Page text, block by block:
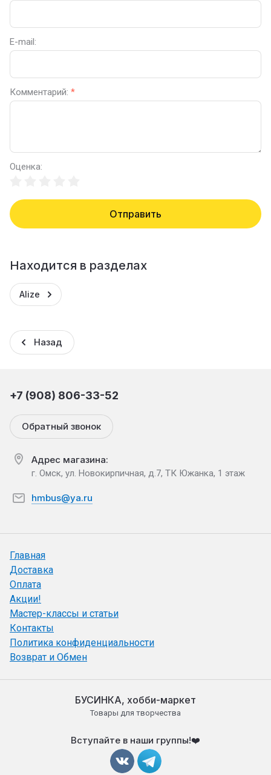
E-mail:
Комментарий: *
Оценка:
Отправить
Находится в разделах
Alize
Назад
+7 (908) 806-33-52
Обратный звонок
Адрес магазина:
г. Омск, ул. Новокирпичная, д.7, ТК Южанка, 1 этаж
hmbus@ya.ru
Главная
Доставка
Оплата
Акции!
Мастер-классы и статьи
Контакты
Политика конфиденциальности
Возврат и Обмен
БУСИНКА, хобби-маркет
Товары для творчества
Вступайте в наши группы!❤️